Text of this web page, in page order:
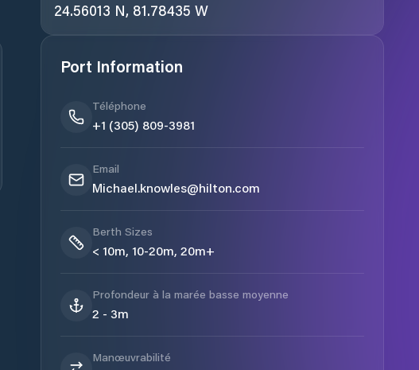
24.56013 N, 81.78435 W
Port Information
Téléphone
+1 (305) 809-3981
Email
Michael.knowles@hilton.com
Berth Sizes
< 10m, 10-20m, 20m+
Profondeur à la marée basse moyenne
2 - 3m
Manœuvrabilité